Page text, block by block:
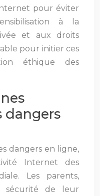
pour éviter
à la
et aux droits
pour initier ces
éthique des
dangers
dangers en ligne,
Internet des
Les parents,
sécurité de leur